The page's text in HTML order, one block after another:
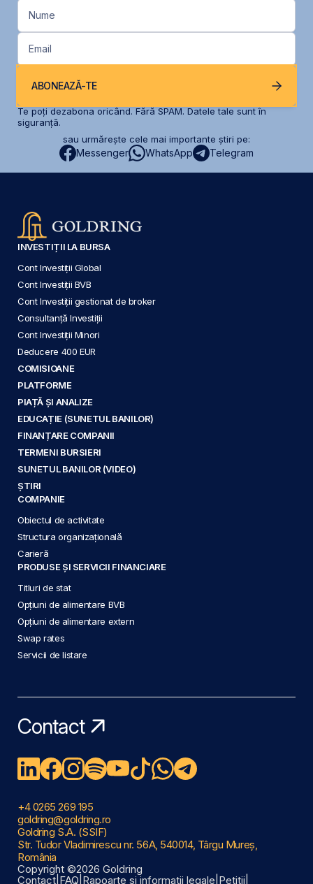
Nume
Email
ABONEAZĂ-TE
Te poți dezabona oricând. Fără SPAM. Datele tale sunt în
siguranță.
sau urmărește cele mai importante știri pe:
Messenger WhatsApp Telegram
INVESTIȚII LA BURSA
Cont Investiții Global
Cont Investiții BVB
Cont Investiții gestionat de broker
Consultanță Investiții
Cont Investiții Minori
Deducere 400 EUR
COMISIOANE
PLATFORME
PIAȚĂ ȘI ANALIZE
EDUCAȚIE (SUNETUL BANILOR)
FINANȚARE COMPANII
TERMENI BURSIERI
SUNETUL BANILOR (VIDEO)
ȘTIRI
COMPANIE
Obiectul de activitate
Structura organizațională
Carieră
PRODUSE ȘI SERVICII FINANCIARE
Titluri de stat
Opțiuni de alimentare BVB
Opțiuni de alimentare extern
Swap rates
Servicii de listare
Contact
+4 0265 269 195
goldring@goldring.ro
Goldring S.A. (SSIF)
Str. Tudor Vladimirescu nr. 56A, 540014, Târgu Mureș,
România
Copyright ©2026 Goldring
Contact FAQ Rapoarte și informații legale Petiții